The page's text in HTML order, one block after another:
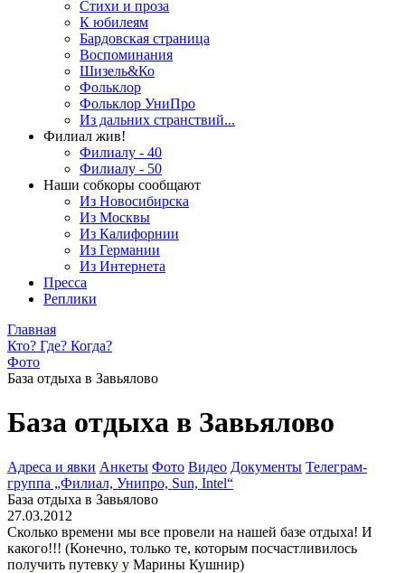
Стихи и проза
К юбилеям
Бардовская страница
Воспоминания
Шизель&Ко
Фольклор
Фольклор УниПро
Из дальних странствий...
Филиал жив!
Филиалу - 40
Филиалу - 50
Наши собкоры сообщают
Из Новосибирска
Из Москвы
Из Калифорнии
Из Германии
Из Интернета
Пресса
Реплики
Главная
Кто? Где? Когда?
Фото
База отдыха в Завьялово
База отдыха в Завьялово
Адреса и явки Анкеты Фото Видео Документы Телеграм-
группа „Филиал, Унипро, Sun, Intel“
База отдыха в Завьялово
27.03.2012
Сколько времени мы все провели на нашей базе отдыха! И
какого!!! (Конечно, только те, которым посчастливилось
получить путевку у Марины Кушнир)